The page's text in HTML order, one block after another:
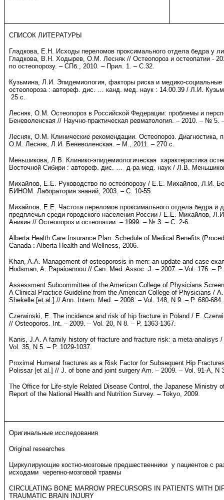
СПИСОК ЛИТЕРАТУРЫ
Гладкова, Е.Н. Исходы переломов проксимального отдела бедра у
Гладкова, В.Н. Ходырев, О.М. Лесняк // Остеопороз и остеопатии -
по остеопорозу. – СПб., 2010. – Прил. 1. – С.32.
Кузьмина, Л.И. Эпидемиология, факторы риска и медико-социальные
остеопороза : автореф. дис. … канд. мед. наук : 14.00.39 / Л.И.
25 с.
Лесняк, О.М. Остеопороз в Российской Федерации: проблемы и
Беневоленская // Научно-практическая ревматология. – 2010. – № 5.
Лесняк, О.М. Клинические рекомендации. Остеопороз. Диагностика,
О.М. Лесняк, Л.И. Беневоленская. – М., 2011. – 270 с.
Меньшикова, Л.В. Клинико-эпидемиологическая характеристика
Восточной Сибири : автореф. дис. … д-ра мед. наук / Л.В.
Михайлов, Е.Е. Руководство по остеопорозу / Е.Е. Михайлов, Л.И.
БИНОМ. Лаборатория знаний, 2003. – С. 10-55.
Михайлов, Е.Е. Частота переломов проксимального отдела бедра и
предплечья среди городского населения России / Е.Е. Михайлов,
Аникин // Остеопороз и остеопатии. – 1999. – № 3. – С. 2-6.
Alberta Health Care Insurance Plan. Schedule of Medical Benefits
Canada : Alberta Health and Wellness, 2006.
Khan, A.A. Management of osteoporosis in men: an update and case
Hodsman, A. Papaioannou // Can. Med. Assoc. J. – 2007. – Vol. 176. –
Assessment Subcommittee of the American College of Physicians
A Clinical Practice Guideline from the American College of Physicians /
Shekelle [et al.] // Ann. Intern. Med. – 2008. – Vol. 148, N 9. – P. 680-684.
Czerwinski, E. The incidence and risk of hip fracture in Poland / E.
// Osteoporos. Int. – 2009. – Vol. 20, N 8. – Р. 1363-1367.
Kanis, J.A. A family history of fracture and fracture risk: a meta-analisys
Vol. 35, N 5. – P. 1029-1037.
Proximal Humeral fractures as a Risk Factor for Subsequent Hip
Polissar [et al.] // J. of bone and joint surgery Am. – 2009. – Vol. 91-A, N
The Office for Life-style Related Disease Control, the Japanese Ministry
Report of the National Health and Nutrition Survey. – Tokyo, 2009.
Оригинальные исследования
Original researches
Циркулирующие костно-мозговые предшественники у пациентов с
исходами черепно-мозговой травмы
CIRCULATING BONE MARROW PRECURSORS IN PATIENTS WITH
TRAUMATIC BRAIN INJURY